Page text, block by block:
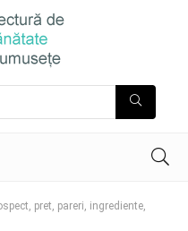
pret, pareri, ingrediente,